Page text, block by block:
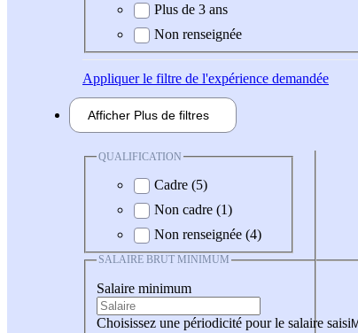
Plus de 3 ans
Non renseignée
Appliquerle filtre de l'expérience demandée
Afficher Plus de filtres
QUALIFICATION
Cadre (5)
Non cadre (1)
Non renseignée (4)
SALAIRE BRUT MINIMUM
Salaire minimum
Choisissez une périodicité pour le salaire saisi